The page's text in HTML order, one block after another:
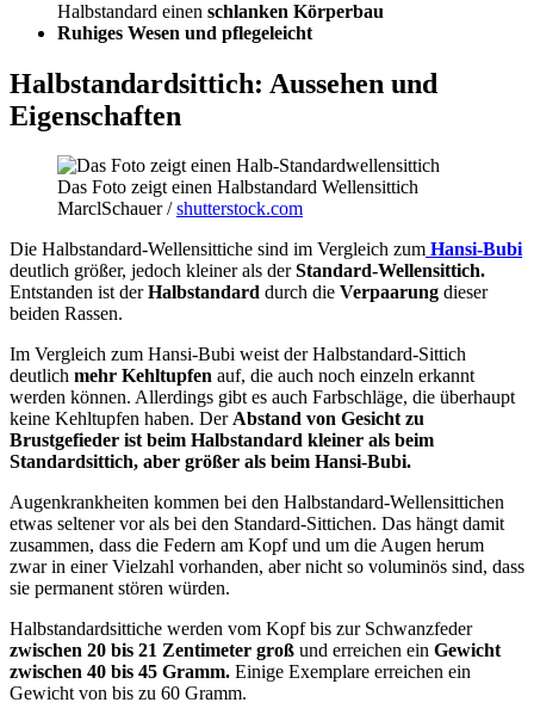
Halbstandard einen schlanken Körperbau
Ruhiges Wesen und pflegeleicht
Halbstandardsittich: Aussehen und
Eigenschaften
Das Foto zeigt einen Halbstandard Wellensittich
MarclSchauer /shutterstock.com
Die Halbstandard-Wellensittiche sind im Vergleich zum Hansi-Bubi
deutlich größer, jedoch kleiner als derStandard-Wellensittich.
Entstanden ist derHalbstandard durch die Verpaarung dieser
beiden Rassen.
Im Vergleich zum Hansi-Bubi weist der Halbstandard-Sittich
deutlich mehr Kehltupfen auf, die auch noch einzeln erkannt
werden können. Allerdings gibt es auch Farbschläge, die überhaupt
keine Kehltupfen haben. DerAbstand von Gesicht zu
Brustgefieder ist beim Halbstandard kleiner als beim
Standardsittich, aber größer als beim Hansi-Bubi.
Augenkrankheiten kommen bei den Halbstandard-Wellensittichen
etwas seltener vor als bei den Standard-Sittichen. Das hängt damit
zusammen, dass die Federn am Kopf und um die Augen herum
zwar in einer Vielzahl vorhanden, aber nicht so voluminös sind, dass
sie permanent stören würden.
Halbstandardsittiche werden vom Kopf bis zur Schwanzfeder
zwischen 20 bis 21 Zentimeter groß und erreichen ein Gewicht
zwischen 40 bis 45 Gramm. Einige Exemplare erreichen ein
Gewicht von bis zu 60 Gramm.